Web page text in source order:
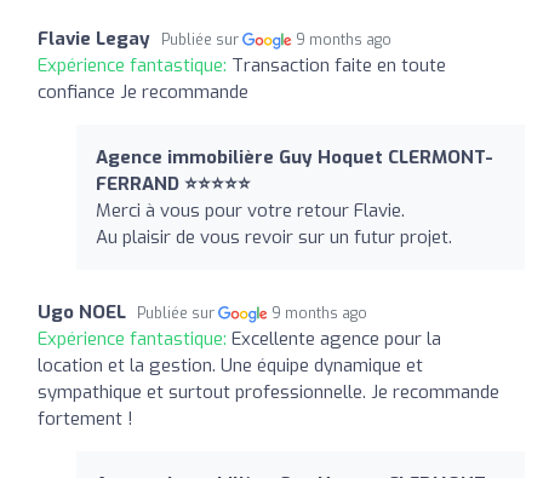
Flavie Legay Publiée sur 9 months ago
Expérience fantastique: Transaction faite en toute
confiance Je recommande
Agence immobilière Guy Hoquet CLERMONT-
FERRAND ⭐⭐⭐⭐⭐
Merci à vous pour votre retour Flavie.
Au plaisir de vous revoir sur un futur projet.
Ugo NOEL Publiée sur 9 months ago
Expérience fantastique: Excellente agence pour la
location et la gestion. Une équipe dynamique et
sympathique et surtout professionnelle. Je recommande
fortement !